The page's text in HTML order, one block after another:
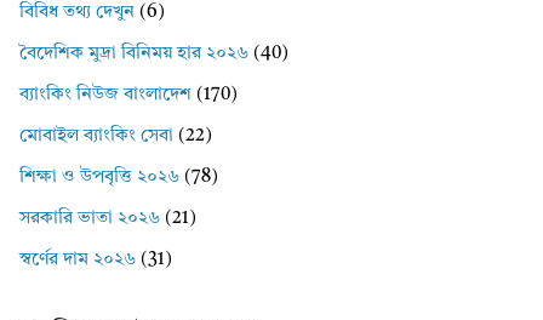
বিবিধ তথ্য দেখুন (6)
বৈদেশিক মুদ্রা বিনিময় হার ২০২৬ (40)
ব্যাংকিং নিউজ বাংলাদেশ (170)
মোবাইল ব্যাংকিং সেবা (22)
শিক্ষা ও উপবৃত্তি ২০২৬ (78)
সরকারি ভাতা ২০২৬ (21)
স্বর্ণের দাম ২০২৬ (31)